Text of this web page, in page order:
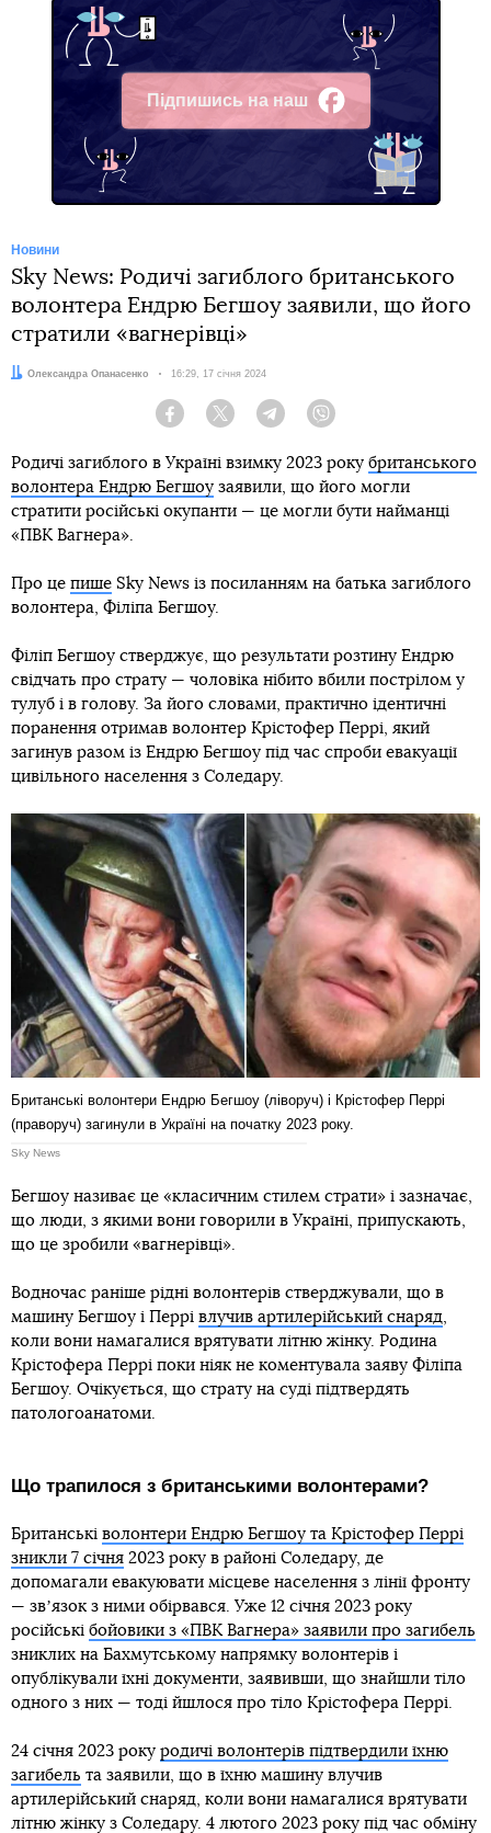
Підпишись на наш
Facebook
Новини
Sky News: Родичі загиблого британського
волонтера Ендрю Бегшоу заявили, що його
стратили «вагнерівці»
Автор:
Олександра Опанасенко Дата:
16:29, 17 січня 2024
Facebook Twitter Telegram
Родичі загиблого в Україні взимку 2023 року британського
волонтера Ендрю Бегшоу заявили, що його могли
стратити російські окупанти — це могли бути найманці
«ПВК Вагнера».
Про це пише Sky News із посиланням на батька загиблого
волонтера, Філіпа Бегшоу.
Філіп Бегшоу стверджує, що результати розтину Ендрю
свідчать про страту — чоловіка нібито вбили пострілом у
тулуб і в голову. За його словами, практично ідентичні
поранення отримав волонтер Крістофер Перрі, який
загинув разом із Ендрю Бегшоу під час спроби евакуації
цивільного населення з Соледару.
Британські волонтери Ендрю Бегшоу (ліворуч) і Крістофер Перрі
(праворуч) загинули в Україні на початку 2023 року.
Sky News
Бегшоу називає це «класичним стилем страти» і зазначає,
що люди, з якими вони говорили в Україні, припускають,
що це зробили «вагнерівці».
Водночас раніше рідні волонтерів стверджували, що в
машину Бегшоу і Перрі влучив артилерійський снаряд
коли вони намагалися врятувати літню жінку. Родина
Крістофера Перрі поки ніяк не коментувала заяву Філіпа
Бегшоу. Очікується, що страту на суді підтвердять
патологоанатоми.
Що трапилося з британськими волонтерами?
Британські волонтери Ендрю Бегшоу та Крістофер Перрі
зникли 7 січня 2023 року в районі Соледару, де
допомагали евакуювати місцеве населення з лінії фронту
— звʼязок з ними обірвався. Уже 12 січня 2023 року
російські бойовики з «ПВК Вагнера» заявили про загибель
зниклих на Бахмутському напрямку волонтерів і
опублікували їхні документи, заявивши, що знайшли тіло
одного з них — тоді йшлося про тіло Крістофера Перрі.
24 січня 2023 року родичі волонтерів підтвердили їхню
загибель та заявили, що в їхню машину влучив
артилерійський снаряд, коли вони намагалися врятувати
літню жінку з Соледару. 4 лютого 2023 року під час обміну